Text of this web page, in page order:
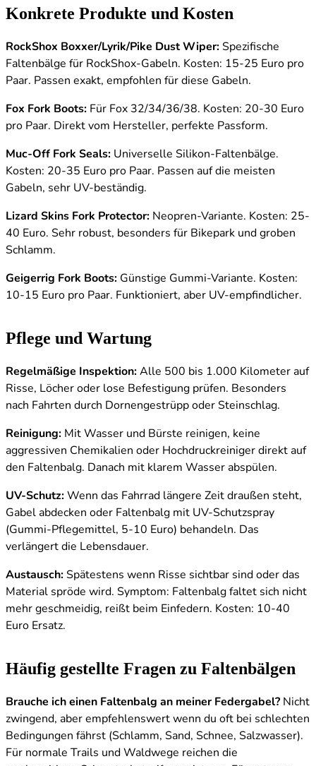
Konkrete Produkte und Kosten
RockShox Boxxer/Lyrik/Pike Dust Wiper: Spezifische
Faltenbälge für RockShox-Gabeln. Kosten: 15-25 Euro pro
Paar. Passen exakt, empfohlen für diese Gabeln.
Fox Fork Boots: Für Fox 32/34/36/38. Kosten: 20-30 Euro
pro Paar. Direkt vom Hersteller, perfekte Passform.
Muc-Off Fork Seals: Universelle Silikon-Faltenbälge.
Kosten: 20-35 Euro pro Paar. Passen auf die meisten
Gabeln, sehr UV-beständig.
Lizard Skins Fork Protector: Neopren-Variante. Kosten: 25-
40 Euro. Sehr robust, besonders für Bikepark und groben
Schlamm.
Geigerrig Fork Boots: Günstige Gummi-Variante. Kosten:
10-15 Euro pro Paar. Funktioniert, aber UV-empfindlicher.
Pflege und Wartung
Regelmäßige Inspektion: Alle 500 bis 1.000 Kilometer auf
Risse, Löcher oder lose Befestigung prüfen. Besonders
nach Fahrten durch Dornengestrüpp oder Steinschlag.
Reinigung: Mit Wasser und Bürste reinigen, keine
aggressiven Chemikalien oder Hochdruckreiniger direkt auf
den Faltenbalg. Danach mit klarem Wasser abspülen.
UV-Schutz: Wenn das Fahrrad längere Zeit draußen steht,
Gabel abdecken oder Faltenbalg mit UV-Schutzspray
(Gummi-Pflegemittel, 5-10 Euro) behandeln. Das
verlängert die Lebensdauer.
Austausch: Spätestens wenn Risse sichtbar sind oder das
Material spröde wird. Symptom: Faltenbalg faltet sich nicht
mehr geschmeidig, reißt beim Einfedern. Kosten: 10-40
Euro Ersatz.
Häufig gestellte Fragen zu Faltenbälgen
Brauche ich einen Faltenbalg an meiner Federgabel? Nicht
zwingend, aber empfehlenswert wenn du oft bei schlechten
Bedingungen fährst (Schlamm, Sand, Schnee, Salzwasser).
Für normale Trails und Waldwege reichen die